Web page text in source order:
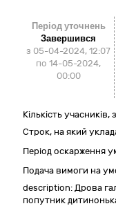
Період уточнень
Завершився
з 05-04-2024, 12:07
по 14-05-2024,
00:00
Кількість
Строк, на який
Період оскарження
Подача вимоги на
description: Дрова
попутник